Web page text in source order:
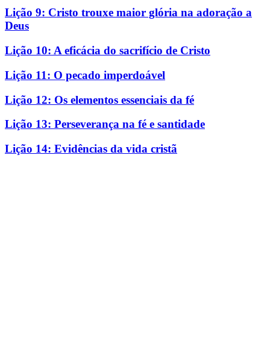
Lição 9: Cristo trouxe maior glória na adoração a
Deus
Lição 10: A eficácia do sacrifício de Cristo
Lição 11: O pecado imperdoável
Lição 12: Os elementos essenciais da fé
Lição 13: Perseverança na fé e santidade
Lição 14: Evidências da vida cristã